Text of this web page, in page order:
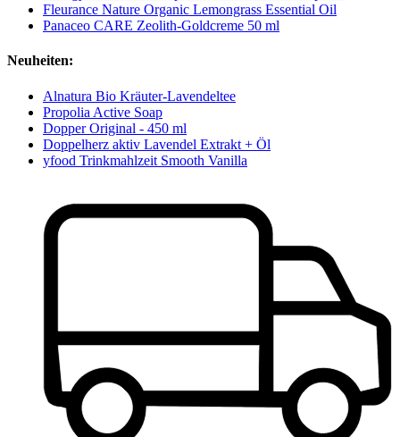
Fleurance Nature Organic Lemongrass Essential Oil
Panaceo CARE Zeolith-Goldcreme 50 ml
Neuheiten:
Alnatura Bio Kräuter-Lavendeltee
Propolia Active Soap
Dopper Original - 450 ml
Doppelherz aktiv Lavendel Extrakt + Öl
yfood Trinkmahlzeit Smooth Vanilla